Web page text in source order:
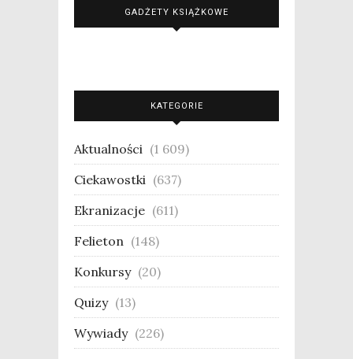
GADŻETY KSIĄŻKOWE
KATEGORIE
Aktualności (1 609)
Ciekawostki (637)
Ekranizacje (611)
Felieton (148)
Konkursy (20)
Quizy (13)
Wywiady (226)